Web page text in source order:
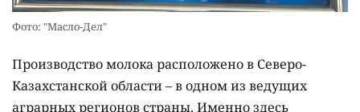
Фото: "Масло-Дел"
Производство молока расположено в Северо-
Казахстанской области – в одном из ведущих
аграрных регионов страны. Именно здесь